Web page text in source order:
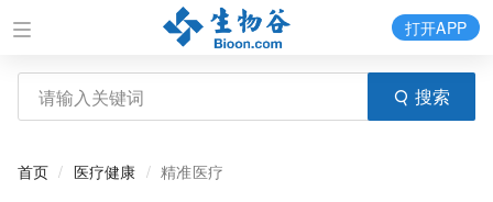
搜索
打开APP
首页 医疗健康 精准医疗